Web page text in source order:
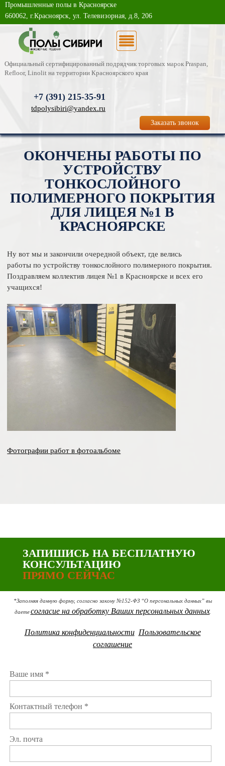
О компании
Каталог услуг
Промышленные полы в Красноярске
660062, г.Красноярск, ул. Телевизорная, д.8, 206
Официальный сертифицированный подрядчик торговых марок Praspan,
Refloor, Linolit на территории Красноярского края
Заказать звонок
+7 (391) 215-35-91
tdpolysibiri@yandex.ru
ОКОНЧЕНЫ РАБОТЫ ПО
УСТРОЙСТВУ
ТОНКОСЛОЙНОГО
ПОЛИМЕРНОГО ПОКРЫТИЯ
ДЛЯ ЛИЦЕЯ №1 В
КРАСНОЯРСКЕ
Ну вот мы и закончили очередной объект, где велись
работы по устройству тонкослойного полимерного покрытия.
Поздравляем коллектив лицея №1 в Красноярске и всех его
учащихся!
Фотографии работ в фотоальбоме
ЗАПИШИСЬ НА БЕСПЛАТНУЮ
КОНСУЛЬТАЦИЮ
ПРЯМО СЕЙЧАС
*Заполняя данную форму, согласно закону №152-ФЗ “О персональных данных” вы
даете согласие на обработку Ваших персональных данных.
Политика конфиденциальности Пользовательское
соглашение
Ваше имя *
Контактный телефон *
Эл. почта